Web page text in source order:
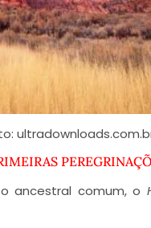
ancestral comum, o